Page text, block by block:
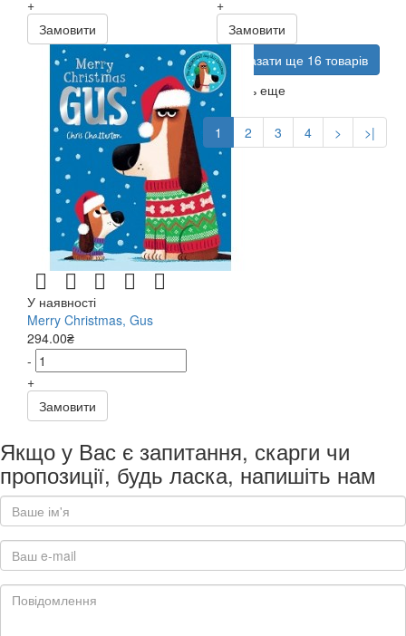
+
Замовити
+
Замовити
У наявності
Merry Christmas, Gus
294.00₴
-
+
Замовити
Показати ще 16 товарів
Показать еще
1 2 3 4 > >|
Якщо у Вас є запитання, скарги чи
пропозиції, будь ласка, напишіть нам